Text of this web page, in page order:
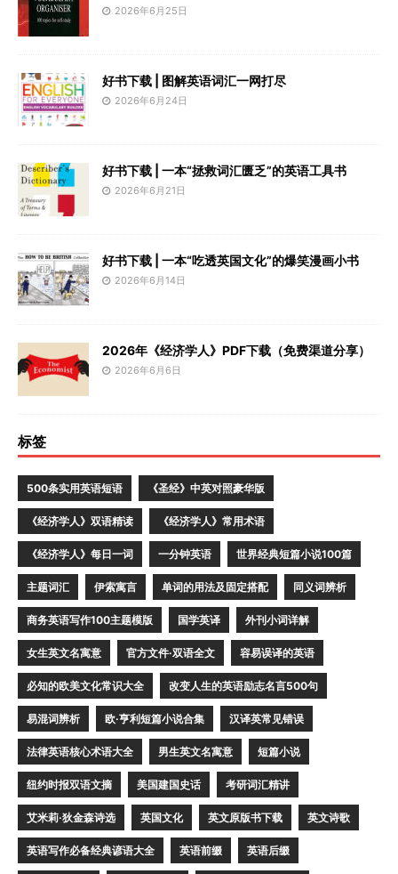
2026年6月25日
好书下载 | 图解英语词汇一网打尽
2026年6月24日
好书下载 | 一本“拯救词汇匮乏”的英语工具书
2026年6月21日
好书下载 | 一本“吃透英国文化”的爆笑漫画小书
2026年6月14日
2026年《经济学人》PDF下载（免费渠道分享）
2026年6月6日
标签
500条实用英语短语 《圣经》中英对照豪华版
《经济学人》双语精读 《经济学人》常用术语
《经济学人》每日一词 一分钟英语 世界经典短篇小说100篇
主题词汇 伊索寓言 单词的用法及固定搭配 同义词辨析
商务英语写作100主题模版 国学英译 外刊小词详解
女生英文名寓意 官方文件·双语全文 容易误译的英语
必知的欧美文化常识大全 改变人生的英语励志名言500句
易混词辨析 欧·亨利短篇小说合集 汉译英常见错误
法律英语核心术语大全 男生英文名寓意 短篇小说
纽约时报双语文摘 美国建国史话 考研词汇精讲
艾米莉·狄金森诗选 英国文化 英文原版书下载 英文诗歌
英语写作必备经典谚语大全 英语前缀 英语后缀